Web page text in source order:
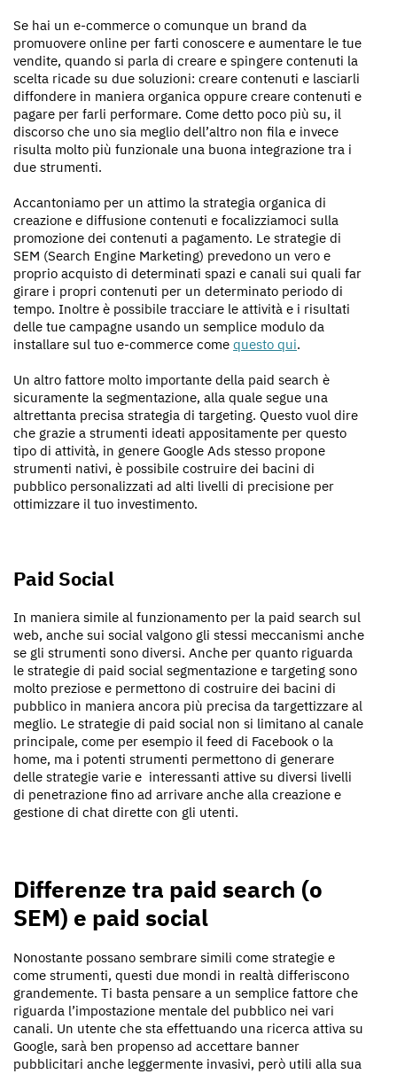
Se hai un e-commerce o comunque un brand da
promuovere online per farti conoscere e aumentare le tue
vendite, quando si parla di creare e spingere contenuti la
scelta ricade su due soluzioni: creare contenuti e lasciarli
diffondere in maniera organica oppure creare contenuti e
pagare per farli performare. Come detto poco più su, il
discorso che uno sia meglio dell’altro non fila e invece
risulta molto più funzionale una buona integrazione tra i
due strumenti.
Accantoniamo per un attimo la strategia organica di
creazione e diffusione contenuti e focalizziamoci sulla
promozione dei contenuti a pagamento. Le strategie di
SEM (Search Engine Marketing) prevedono un vero e
proprio acquisto di determinati spazi e canali sui quali far
girare i propri contenuti per un determinato periodo di
tempo. Inoltre è possibile tracciare le attività e i risultati
delle tue campagne usando un semplice modulo da
installare sul tuo e-commerce come questo qui.
Un altro fattore molto importante della paid search è
sicuramente la segmentazione, alla quale segue una
altrettanta precisa strategia di targeting. Questo vuol dire
che grazie a strumenti ideati appositamente per questo
tipo di attività, in genere Google Ads stesso propone
strumenti nativi, è possibile costruire dei bacini di
pubblico personalizzati ad alti livelli di precisione per
ottimizzare il tuo investimento.
Paid Social
In maniera simile al funzionamento per la paid search sul
web, anche sui social valgono gli stessi meccanismi anche
se gli strumenti sono diversi. Anche per quanto riguarda
le strategie di paid social segmentazione e targeting sono
molto preziose e permettono di costruire dei bacini di
pubblico in maniera ancora più precisa da targettizzare al
meglio. Le strategie di paid social non si limitano al canale
principale, come per esempio il feed di Facebook o la
home, ma i potenti strumenti permettono di generare
delle strategie varie e interessanti attive su diversi livelli
di penetrazione fino ad arrivare anche alla creazione e
gestione di chat dirette con gli utenti.
Differenze tra paid search (o
SEM) e paid social
Nonostante possano sembrare simili come strategie e
come strumenti, questi due mondi in realtà differiscono
grandemente. Ti basta pensare a un semplice fattore che
riguarda l’impostazione mentale del pubblico nei vari
canali. Un utente che sta effettuando una ricerca attiva su
Google, sarà ben propenso ad accettare banner
pubblicitari anche leggermente invasivi, però utili alla sua